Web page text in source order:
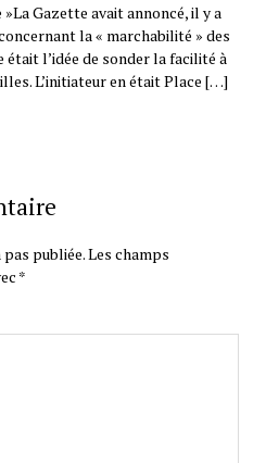
Gazette avait annoncé, il y a
la « marchabilité » des
l’idée de sonder la facilité à
L’initiateur en était Place […]
publiée.Les champs
*